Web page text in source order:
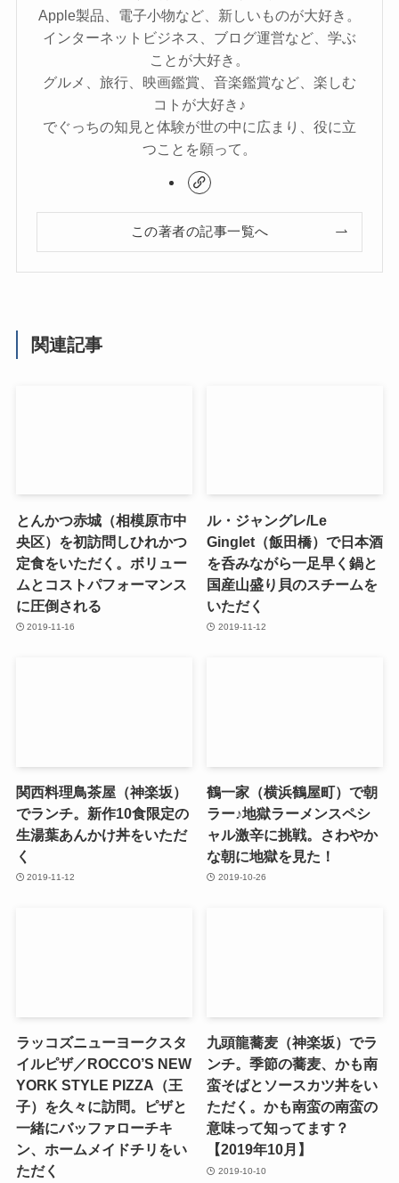
Apple製品、電子小物など、新しいものが大好き。
インターネットビジネス、ブログ運営など、学ぶ
ことが大好き。
グルメ、旅行、映画鑑賞、音楽鑑賞など、楽しむ
コトが大好き♪
でぐっちの知見と体験が世の中に広まり、役に立
つことを願って。
この著者の記事一覧へ
関連記事
とんかつ赤城（相模原市中
央区）を初訪問しひれかつ
定食をいただく。ボリュー
ムとコストパフォーマンス
に圧倒される
2019-11-16
ル・ジャングレ/Le
Ginglet（飯田橋）で日本酒
を呑みながら一足早く鍋と
国産山盛り貝のスチームを
いただく
2019-11-12
関西料理鳥茶屋（神楽坂）
でランチ。新作10食限定の
生湯葉あんかけ丼をいただ
く
2019-11-12
鶴一家（横浜鶴屋町）で朝
ラー♪地獄ラーメンスペシ
ャル激辛に挑戦。さわやか
な朝に地獄を見た！
2019-10-26
ラッコズニューヨークスタ
イルピザ／ROCCO’S NEW
YORK STYLE PIZZA（王
子）を久々に訪問。ピザと
一緒にバッファローチキ
ン、ホームメイドチリをい
ただく
九頭龍蕎麦（神楽坂）でラ
ンチ。季節の蕎麦、かも南
蛮そばとソースカツ丼をい
ただく。かも南蛮の南蛮の
意味って知ってます？
【2019年10月】
2019-10-10